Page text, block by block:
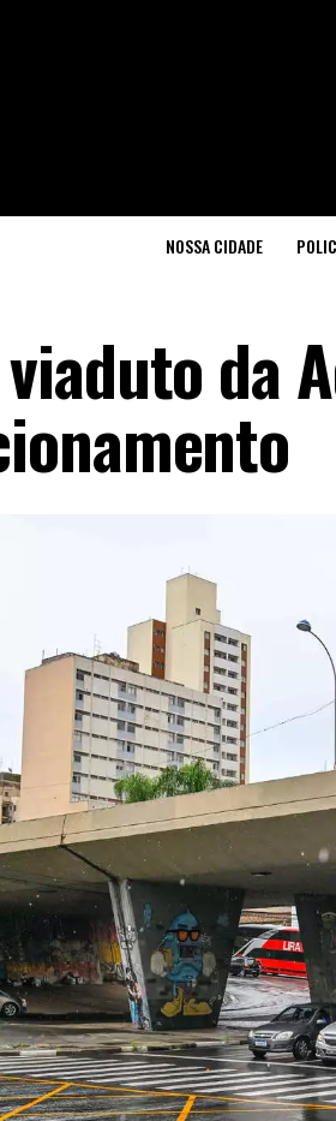
NOSSA CIDADE
viaduto da